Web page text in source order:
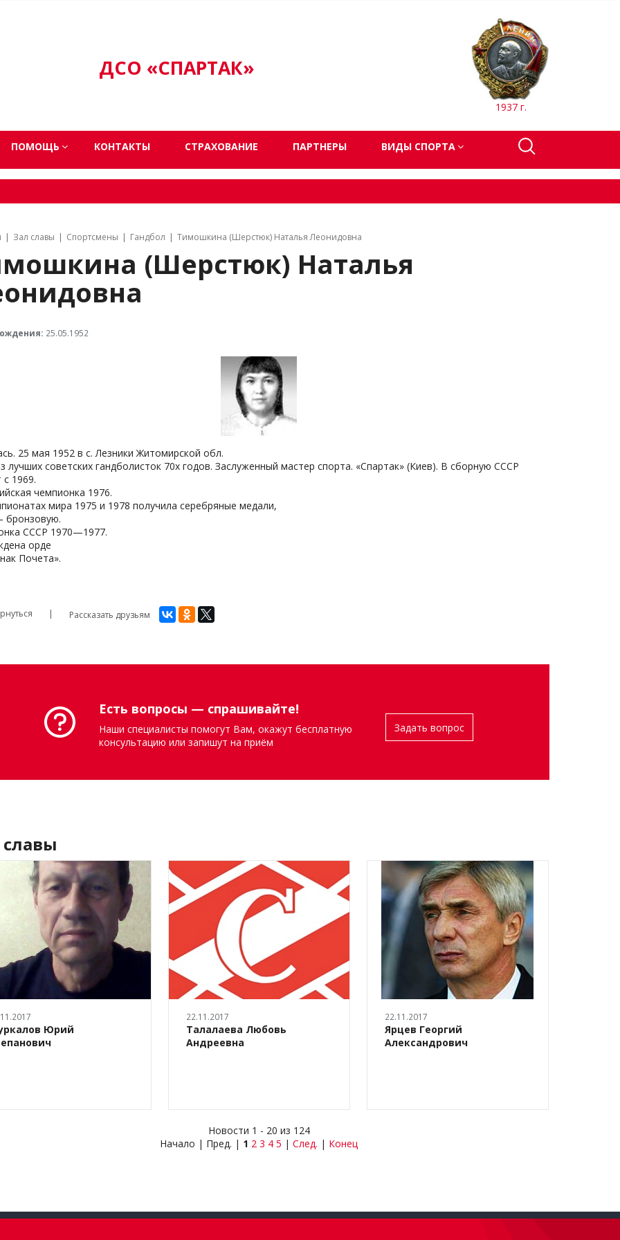
ДСО «СПАРТАК»
1937 г.
ПОМОЩЬ КОНТАКТЫ СТРАХОВАНИЕ ПАРТНЕРЫ ВИДЫ СПОРТА
Зал славы Спортсмены Гандбол Тимошкина (Шерстюк) Наталья Леонидовна
(Шерстюк) Наталья
25.05.1952
25 мая 1952 в с. Лезники Житомирской обл.
лучших советских гандболисток 70х годов. Заслуженный мастер спорта. «Спартак» (Киев). В сборную СССР
с 1969.
чемпионка 1976.
мира 1975 и 1978 получила серебряные медали,
бронзовую.
СССР 1970—1977.
орде
Почета».
Рассказать друзьям
Есть вопросы — спрашивайте!
Наши специалисты помогут Вам, окажут бесплатную
консультацию или запишут на приём
Задать вопрос
Юрий
22.11.2017
Талалаева Любовь
Андреевна
22.11.2017
Ярцев Георгий
Александрович
Новости 1 - 20 из 124
Начало | Пред. | 1 2 3 4 5 | След. | Конец